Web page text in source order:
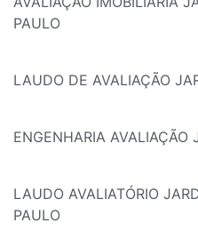
PAULO
LAUDO DE AVALIAÇÃO
ENGENHARIA AVALIAÇÃO
LAUDO AVALIATÓRIO
PAULO